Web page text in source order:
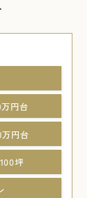
円台
円台
坪